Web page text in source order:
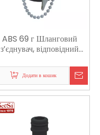
ABS 69 г Шланговий
з’єднувач, відповідний
Додати в кошик